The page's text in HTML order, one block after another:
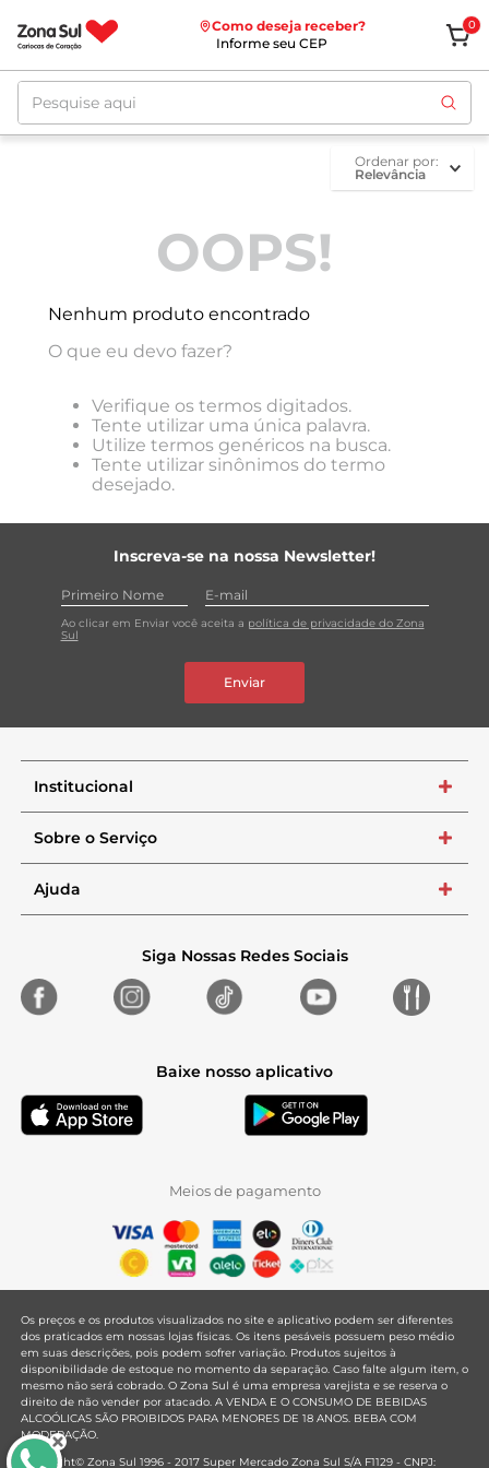
Como deseja receber?
Informe seu CEP
0
Pesquise aqui
ordenar por
Relevância
OOPS!
Nenhum produto encontrado
O que eu devo fazer?
Verifique os termos digitados.
Tente utilizar uma única palavra.
Utilize termos genéricos na busca.
Tente utilizar sinônimos do termo
desejado.
Inscreva-se na nossa Newsletter!
Ao clicar em Enviar você aceita a política de privacidade do Zona
Sul
Enviar
Institucional +
Sobre o Serviço +
Ajuda +
Siga Nossas Redes Sociais
Baixe nosso aplicativo
Meios de pagamento
Os preços e os produtos visualizados no site e aplicativo podem ser diferentes
dos praticados em nossas lojas físicas. Os itens pesáveis possuem peso médio
em suas descrições, pois podem sofrer variação. Produtos sujeitos à
disponibilidade de estoque no momento da separação. Caso falte algum item, o
mesmo não será cobrado. O Zona Sul é uma empresa varejista e se reserva o
direito de não vender por atacado. A VENDA E O CONSUMO DE BEBIDAS
ALCOÓLICAS SÃO PROIBIDOS PARA MENORES DE 18 ANOS. BEBA COM
MODERAÇÃO.
Copyright© Zona Sul 1996 - 2017 Super Mercado Zona Sul S/A F1129 - CNPJ: